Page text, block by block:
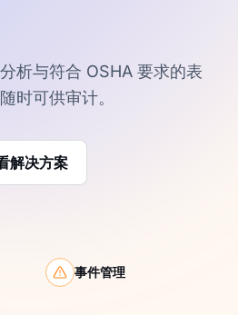
析与符合 OSHA 要求的表
可供审计。
解决方案
事件管理